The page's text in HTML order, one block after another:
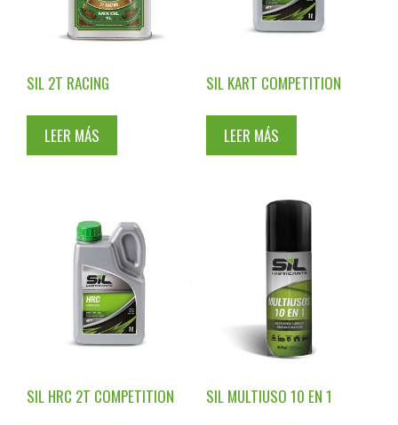
SIL 2T RACING
LEER MÁS
SIL KART COMPETITION
LEER MÁS
SIL HRC 2T COMPETITION SIL MULTIUSO 10 EN 1